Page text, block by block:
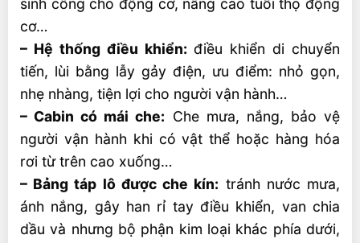
cơ…
– Hệ thống điều khiển: điều khiển di chuyển
tiến, lùi bằng lẫy gảy điện, ưu điểm: nhỏ gọn,
nhẹ nhàng, tiện lợi cho người vận hành…
– Cabin có mái che: Che mưa, nắng, bảo vệ
người vận hành khi có vật thể hoặc hàng hóa
rơi từ trên cao xuống…
– Bảng táp lô được che kín: tránh nước mưa,
ánh nắng, gây han rỉ tay điều khiển, van chia
dầu và nhưng bộ phận kim loại khác phía dưới,